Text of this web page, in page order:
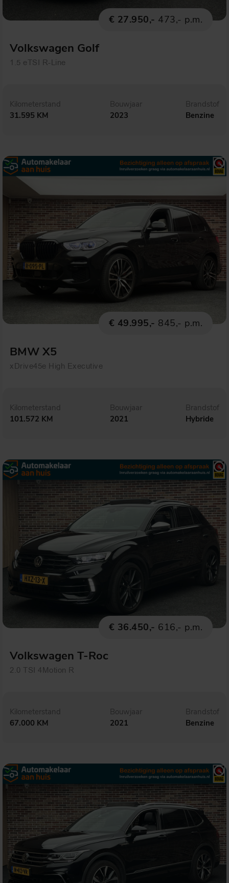
€ 27.950,- 473,- p.m.
Volkswagen Golf
1.5 eTSI R-Line
Kilometerstand
31.595 KM
Bouwjaar
2023
Brandstof
Benzine
€ 49.995,- 845,- p.m.
BMW X5
xDrive45e High Executive
Kilometerstand
101.572 KM
Bouwjaar
2021
Brandstof
Hybride
€ 36.450,- 616,- p.m.
Volkswagen T-Roc
2.0 TSI 4Motion R
Kilometerstand
67.000 KM
Bouwjaar
2021
Brandstof
Benzine